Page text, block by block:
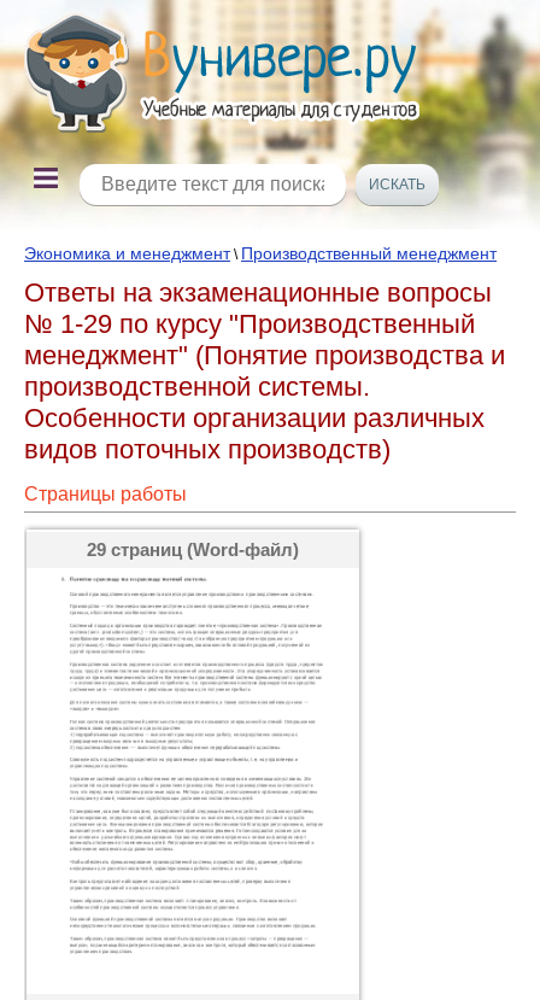
Экономика и менеджмент\ Производственный менеджмент
Ответы на экзаменационные вопросы
№ 1-29 по курсу "Производственный
менеджмент" (Понятие производства и
производственной системы.
Особенности организации различных
видов поточных производств)
Страницы работы
29 страниц (Word-файл)